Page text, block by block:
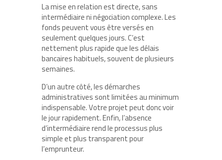
La mise en relation est directe, sans
intermédiaire ni négociation complexe. Les
fonds peuvent vous être versés en
seulement quelques jours. C’est
nettement plus rapide que les délais
bancaires habituels, souvent de plusieurs
semaines.
D’un autre côté, les démarches
administratives sont limitées au minimum
indispensable. Votre projet peut donc voir
le jour rapidement. Enfin, l’absence
d’intermédiaire rend le processus plus
simple et plus transparent pour
l’emprunteur.